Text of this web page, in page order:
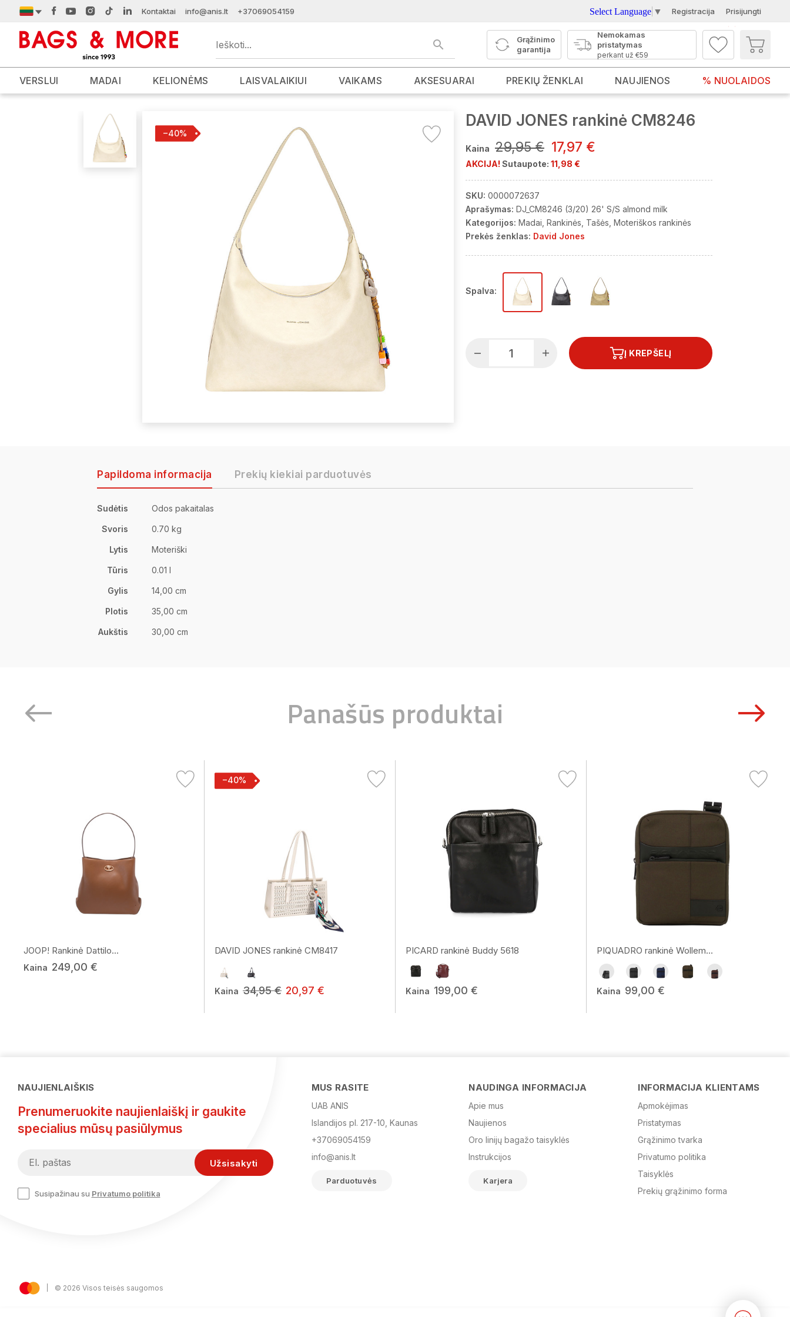
Kontaktai info@anis.lt +37069054159 Select Language ▼ Registracija Prisijungti
Grąžinimo
garantija
Nemokamas
pristatymas
perkant už €59
VERSLUI MADAI KELIONĖMS LAISVALAIKIUI VAIKAMS AKSESUARAI PREKIŲ ŽENKLAI NAUJIENOS % NUOLAIDOS
−40%
DAVID JONES rankinė CM8246
Kaina 29,95 € 17,97 €
AKCIJA! Sutaupote: 11,98 €
SKU: 0000072637
Aprašymas: DJ_CM8246 (3/20) 26' S/S almond milk
Kategorijos: Madai Rankinės Tašės Moteriškos rankinės
Prekės ženklas: David Jones
Spalva:
Į KREPŠELĮ
Papildoma informacija Prekių kiekiai parduotuvės
Sudėtis Odos pakaitalas
Svoris 0.70 kg
Lytis Moteriški
Tūris 0.01 l
Gylis 14,00 cm
Plotis 35,00 cm
Aukštis 30,00 cm
Panašūs produktai
JOOP! Rankinė Dattilo...
Kaina 249,00 €
−40%
DAVID JONES rankinė CM8417
Kaina 34,95 € 20,97 €
PICARD rankinė Buddy 5618
Kaina 199,00 €
PIQUADRO rankinė Wollem...
Kaina 99,00 €
NAUJIENLAIŠKIS
Prenumeruokite naujienlaiškį ir gaukite
specialius mūsų pasiūlymus
Susipažinau su Privatumo politika
MUS RASITE
UAB ANIS
Islandijos pl. 217-10, Kaunas
+37069054159
info@anis.lt
Parduotuvės
NAUDINGA INFORMACIJA
Apie mus
Naujienos
Oro linijų bagažo taisyklės
Instrukcijos
Karjera
INFORMACIJA KLIENTAMS
Apmokėjimas
Pristatymas
Grąžinimo tvarka
Privatumo politika
Taisyklės
Prekių grąžinimo forma
© 2026 Visos teisės saugomos